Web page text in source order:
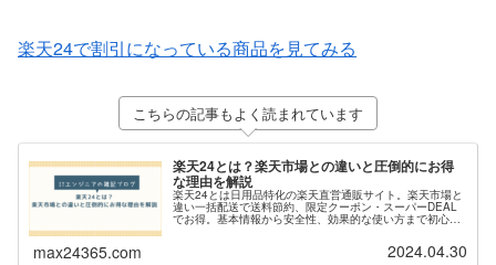
楽天24で割引になっている商品を見てみる
こちらの記事もよく読まれています
楽天24とは？楽天市場との違いと圧倒的にお得
な理由を解説
楽天24とは日用品特化の楽天直営通販サイト。楽天市場と
違い一括配送で送料節約、限定クーポン・スーパーDEAL
でお得。基本情報から安全性、効果的な使い方まで初心者
にもわかりやすく解説。
max24365.com 2024.04.30